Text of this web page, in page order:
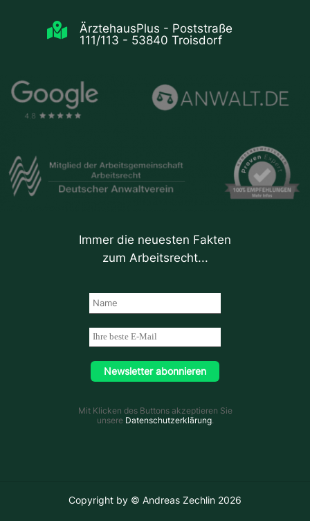

ÄrztehausPlus - Poststraße
111/113 - 53840 Troisdorf
Immer die neuesten Fakten
zum Arbeitsrecht...
Mit Klicken des Buttons akzeptieren Sie
unsere Datenschutzerklärung.
Copyright by © Andreas Zechlin 2026